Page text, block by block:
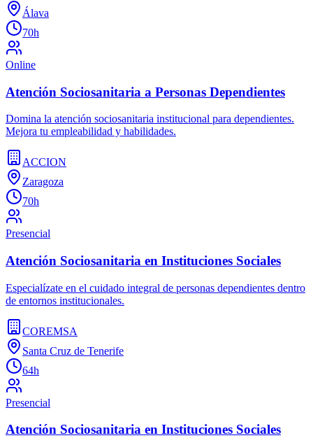
Álava
70h
Online
Atención Sociosanitaria a Personas Dependientes
Domina la atención sociosanitaria institucional para dependientes.
Mejora tu empleabilidad y habilidades.
ACCION
Zaragoza
70h
Presencial
Atención Sociosanitaria en Instituciones Sociales
Especialízate en el cuidado integral de personas dependientes dentro
de entornos institucionales.
COREMSA
Santa Cruz de Tenerife
64h
Presencial
Atención Sociosanitaria en Instituciones Sociales